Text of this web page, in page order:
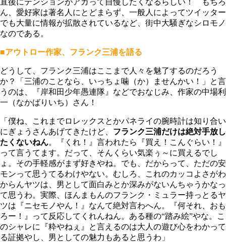
ん、愛好家は著名人にとどまらず、一般人によってツイッター
でも大量に情報が拡散されているなど、街中大騒ぎなシロモノ
なのである。
■アウトロー作家、フランク三浦を語る
どうして、フランク三浦はここまで人々を魅了するのだろう
か？「三浦のことなら、いっちょ噛（か）ませんかい！」と言
うのは、『岸和田少年愚連隊』などでおなじみ、作家の中場利
一（なかばりいち）さん！
「僕ね、これまでロレックスとかパネライの腕時計は知り合い
にぎょうさんあげてきたけど、 フランク三浦だけは絶対手放し
たくないねん。『くれ！』言われたら『買え！こんぐらい！』
って言うてます。だって、そんくらい気楽ぅ～に買えるでし
ょ。その手軽感がまず好きやね。でも、だからって、ただの安
モンって思うてるわけやない。むしろ、これのカッコよさがわ
からんヤツは、男として面白みとか深みがないんちゃうかなっ
て思うわ。実際、ほんまもんのフランク・ミュラー持っとるヤ
ツは『ニセモノやん！』なんて絶対言わへん。『何それ、おも
ろー！』って反応してくれんねん。ある種の“踏み絵”やな。こ
のシャレに『粋やねぇ』と言えるのは大人の遊び心をわかって
る証拠やし、男としての魅力もあると思うわ」